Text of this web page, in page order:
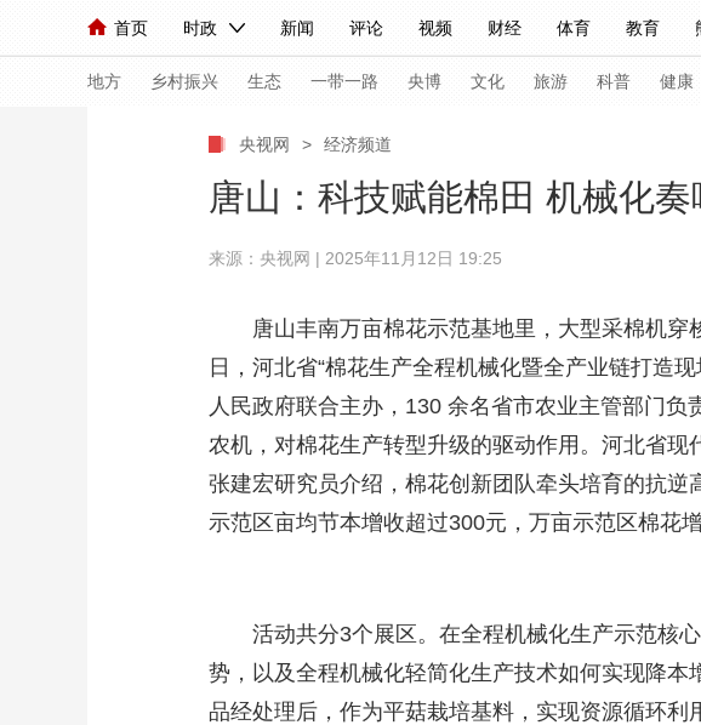
首页 时政 新闻 评论 视频 财经 体育 教育
人民领袖习近平 联播+ 中国领导人 央视快评 习式妙语 热解读
直播 栏目大全 节目单 听音 微视频 主持人 下载央视
海外频道 iPanda English Монгол
地方 乡村振兴 生态 一带一路 央博 文化 旅游 科普 健康
联播+ 热解读 天天学习 习式妙语 央视
小央视频 小央直播 直播中国 熊猫频道 VR/AR
前线 比划 快看 蓝海中国 新兵请入列 人生第一
直播 竞猜 2026年世界杯 2026年冬奥会 CBA
CCTV奥林匹克频道 生活体育大会 体育江湖 文化
大国展会 大国保险 云顶对话 云起 超级工厂
央视网 > 经济频道
唐山：科技赋能棉田 机械化奏
来源：央视网 | 2025年11月12日 19:25
唐山丰南万亩棉花示范基地里，大型采棉机穿
日，河北省“棉花生产全程机械化暨全产业链打造
人民政府联合主办，130 余名省市农业主管部门
农机，对棉花生产转型升级的驱动作用。河北省
张建宏研究员介绍，棉花创新团队牵头培育的抗
示范区亩均节本增收超过300元，万亩示范区棉花
活动共分3个展区。在全程机械化生产示范核心
势，以及全程机械化轻简化生产技术如何实现降
品经处理后，作为平菇栽培基料，实现资源循环